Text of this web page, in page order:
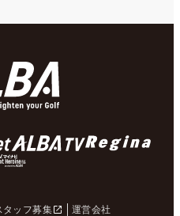
タッフ募集
運営会社